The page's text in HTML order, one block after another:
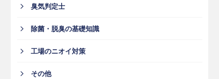
臭気判定士
除菌・脱臭の基礎知識
工場のニオイ対策
その他